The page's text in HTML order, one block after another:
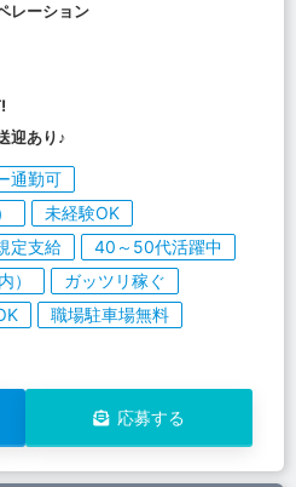
レーション
迎あり♪
通勤可
未経験OK
定支給
40～50代活躍中
）
ガッツリ稼ぐ
職場駐車場無料
応募する